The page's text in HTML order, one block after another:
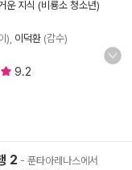
운 지식 (비룡소 청소년)
), 이덕환 (감수)
9.2
2 - 푼타아레나스에서